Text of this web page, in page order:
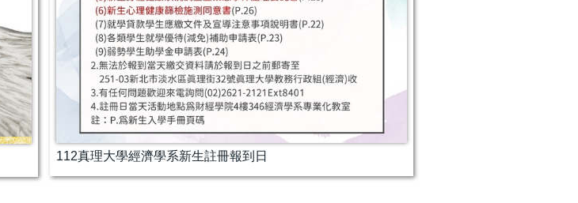
112真理大學經濟學系新生註冊報到日